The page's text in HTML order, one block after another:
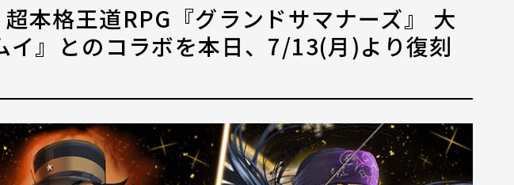
本格王道RPG『グランドサマナーズ』 大
イ』とのコラボを本日、7/13(月)より復刻